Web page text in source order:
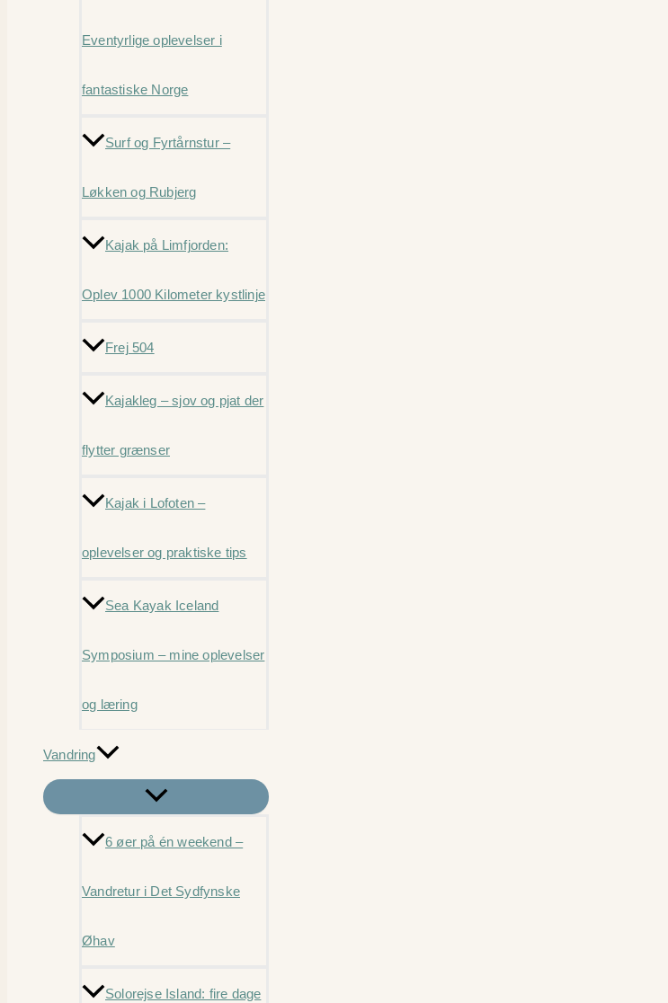
Eventyrlige oplevelser i
fantastiske Norge
Surf og Fyrtårnstur –
Løkken og Rubjerg
Kajak på Limfjorden:
Oplev 1000 Kilometer kystlinje
Frej 504
Kajakleg – sjov og pjat der
flytter grænser
Kajak i Lofoten –
oplevelser og praktiske tips
Sea Kayak Iceland
Symposium – mine oplevelser
og læring
Vandring
6 øer på én weekend –
Vandretur i Det Sydfynske
Øhav
Solorejse Island: fire dage